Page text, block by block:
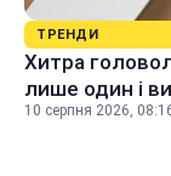
ТРЕНДИ
Хитра
лише один і
10 серпня 2026,